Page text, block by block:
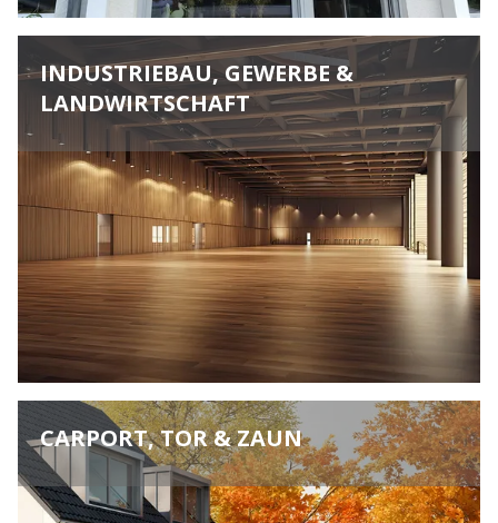
INDUSTRIEBAU, GEWERBE &
LANDWIRTSCHAFT
CARPORT, TOR & ZAUN